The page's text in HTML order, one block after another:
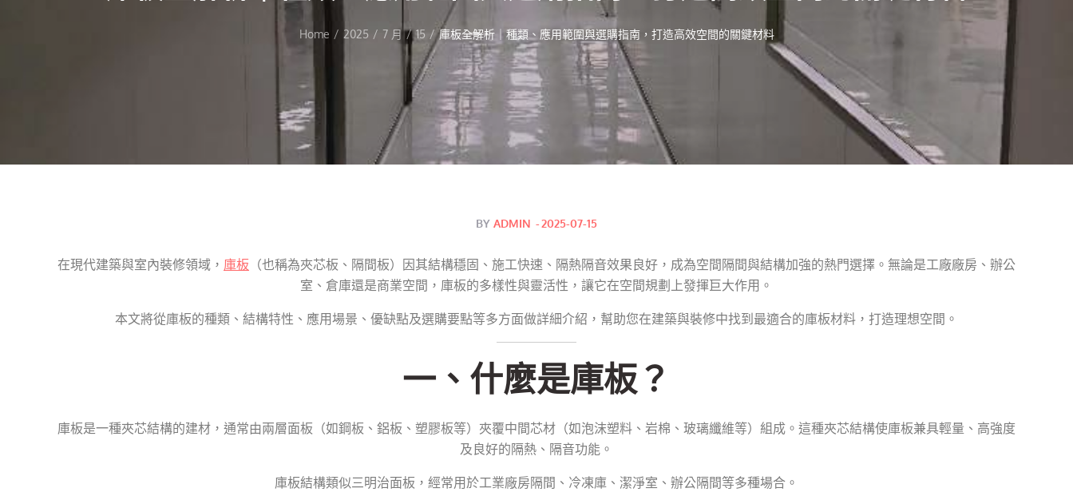
Home 2025 7 月 15 庫板全解析｜種類、應用範圍與選購指南，打造高效空間的關鍵材料
BY ADMIN Posted
2025-07-15
在現代建築與室內裝修領域， 庫板 （也稱為夾芯板、隔間板）因其結構穩固、施工快速、隔熱隔音效果良好，成為空間隔間與結構加強的熱門選擇。無論是工廠廠房、辦公
室、倉庫還是商業空間，庫板的多樣性與靈活性，讓它在空間規劃上發揮巨大作用。
本文將從庫板的種類、結構特性、應用場景、優缺點及選購要點等多方面做詳細介紹，幫助您在建築與裝修中找到最適合的庫板材料，打造理想空間。
一、什麼是庫板？
庫板是一種夾芯結構的建材，通常由兩層面板（如鋼板、鋁板、塑膠板等）夾覆中間芯材（如泡沫塑料、岩棉、玻璃纖維等）組成。這種夾芯結構使庫板兼具輕量、高強度
及良好的隔熱、隔音功能。
庫板結構類似三明治面板，經常用於工業廠房隔間、冷凍庫、潔淨室、辦公隔間等多種場合。